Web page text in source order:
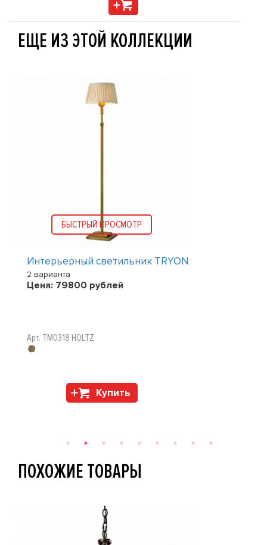
ЕЩЕ ИЗ ЭТОЙ КОЛЛЕКЦИИ
БЫСТРЫЙ ПРОСМОТР
Интерьерный светильник TRYON
2 варианта
Цена: 79800 рублей
Арт. TM0318 HOLTZ
Купить
ПОХОЖИЕ ТОВАРЫ